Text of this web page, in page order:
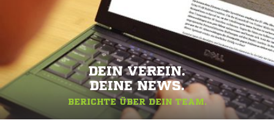
DEIN VEREIN.
DEINE NEWS.
BERICHTE ÜBER DEIN TEAM.